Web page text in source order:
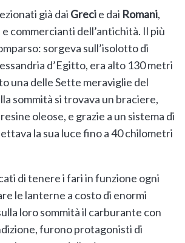
già dai Grecie dai Romani,
commercianti dell’antichità. Il più
sorgeva sull’isolotto di
d’Egitto, era alto 130 metri
una delle Sette meraviglie del
sommità si trovava un braciere,
oleose, e grazie a un sistema di
la sua luce fino a 40 chilometri
di tenere i fari in funzione ogni
le lanterne a costo di enormi
loro sommità il carburante con
furono protagonisti di